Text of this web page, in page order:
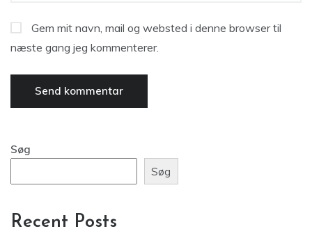
Gem mit navn, mail og websted i denne browser til
næste gang jeg kommenterer.
Søg
Søg
Recent Posts